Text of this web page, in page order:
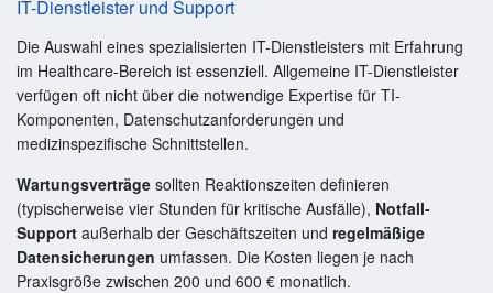
IT-Dienstleister und Support
Die Auswahl eines spezialisierten IT-Dienstleisters mit Erfahrung
im Healthcare-Bereich ist essenziell. Allgemeine IT-Dienstleister
verfügen oft nicht über die notwendige Expertise für TI-
Komponenten, Datenschutzanforderungen und
medizinspezifische Schnittstellen.
Wartungsverträge sollten Reaktionszeiten definieren
(typischerweise vier Stunden für kritische Ausfälle), Notfall-
Support außerhalb der Geschäftszeiten und regelmäßige
Datensicherungen umfassen. Die Kosten liegen je nach
Praxisgröße zwischen 200 und 600 € monatlich.